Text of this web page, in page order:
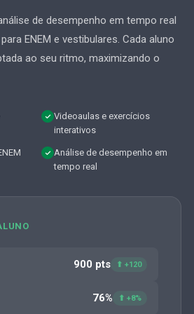
de desempenho em tempo real
ENEM e vestibulares. Cada aluno
ao seu ritmo, maximizando o
Videoaulas e exercícios
interativos
Análise de desempenho em
tempo real
900 pts ⬆ +120
76% ⬆ +8%